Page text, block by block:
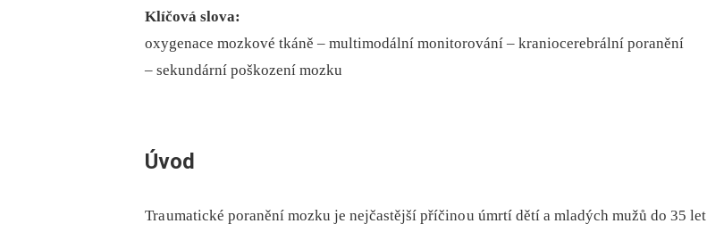
Klíčová slova:
oxygenace mozkové tkáně –⁠ multimodální monitorování –⁠ kraniocerebrální poranění
–⁠ sekundární poškození mozku
Úvod
Tra umatické poranění mozku je nejčastější příčino u úmrtí dětí a mladých mužů do 35 let